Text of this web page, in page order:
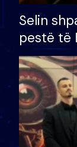
Selin
pestë të
çmimin